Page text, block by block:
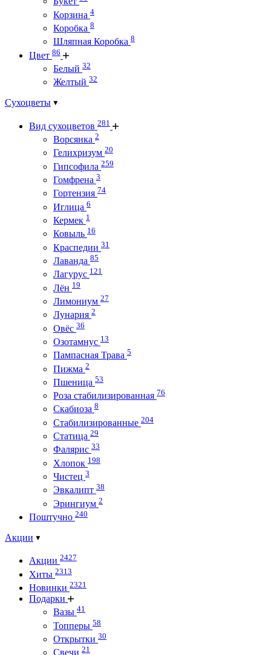
Корзина 4
Коробка 8
Шляпная Коробка 8
Цвет 86
Белый 32
Желтый 32
Сухоцветы
Вид сухоцветов 281
Ворсянка 2
Гелихризум 20
Гипсофила 259
Гомфрена 3
Гортензия 74
Иглица 6
Кермек 1
Ковыль 16
Краспедии 31
Лаванда 85
Лагурус 121
Лён 19
Лимониум 27
Лунария 2
Овёс 36
Озотамнус 13
Пампасная Трава 5
Пижма 2
Пшеница 53
Роза стабилизированная 76
Скабиоза 8
Стабилизированные 204
Статица 29
Фалярис 33
Хлопок 198
Чистец 3
Эвкалипт 38
Эрингиум 2
Поштучно 240
Акции
Акции 2427
Хиты 2313
Новинки 2321
Подарки
Вазы 41
Топперы 58
Открытки 30
Свечи 21